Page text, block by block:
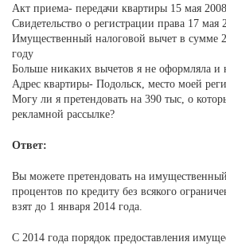
Акт приема- передачи квартиры 15 мая 2008
Свидетельство о регистрации права 17 мая
Имущественный налоговой вычет в сумме
году
Больше никаких вычетов я не оформляла и
Адрес квартиры- Подольск, место моей
Могу ли я претендовать на 390 тыс, о
рекламной рассылке?
Ответ:
Вы можете претендовать на
процентов по кредиту без всякого
взят до 1 января 2014 года.
С 2014 года порядок предоставления